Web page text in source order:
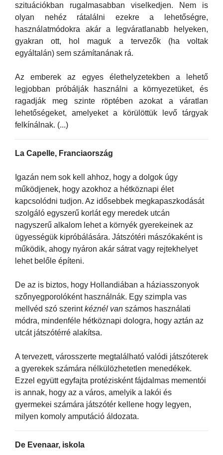
szituációkban rugalmasabban viselkedjen. Nem is
olyan nehéz rátalálni ezekre a lehetőségre,
használatmódokra akár a legváratlanabb helyeken,
gyakran ott, hol maguk a tervezők (ha voltak
egyáltalán) sem számítanának rá.
Az emberek az egyes élethelyzetekben a lehető
legjobban próbálják használni a környezetüket, és
ragadják meg szinte röptében azokat a váratlan
lehetőségeket, amelyeket a körülöttük levő tárgyak
felkínálnak. (...)
La Capelle, Franciaország
Igazán nem sok kell ahhoz, hogy a dolgok úgy
működjenek, hogy azokhoz a hétköznapi élet
kapcsolódni tudjon. Az idősebbek megkapaszkodását
szolgáló egyszerű korlát egy meredek utcán
nagyszerű alkalom lehet a környék gyerekeinek az
ügyességük kipróbálására. Játszótéri mászókaként is
működik, ahogy nyáron akár sátrat vagy rejtekhelyet
lehet belőle építeni.
De az is biztos, hogy Hollandiában a háziasszonyok
szőnyegporolóként használnák. Egy szimpla vas
mellvéd szó szerintkéznél van számos használati
módra, mindenféle hétköznapi dologra, hogy aztán az
utcát játszótérré alakítsa.
A tervezett, városszerte megtalálható valódi játszóterek
a gyerekek számára nélkülözhetetlen menedékek.
Ezzel együtt egyfajta protézisként fájdalmas mementói
is annak, hogy az a város, amelyik a lakói és
gyermekei számára játszótér kellene hogy legyen,
milyen komoly amputáció áldozata.
De Evenaar, iskola